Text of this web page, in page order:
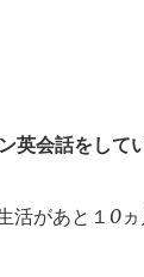
会話をして
があと１0ヵ